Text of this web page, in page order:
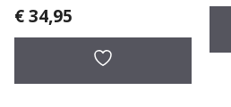
€34,95